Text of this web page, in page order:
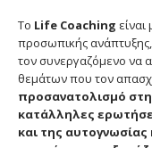
To Life Coaching
προσωπικής
τον συνεργαζόμενο να
θεμάτων που τον
προσανατολισμό
κατάλληλες
και της